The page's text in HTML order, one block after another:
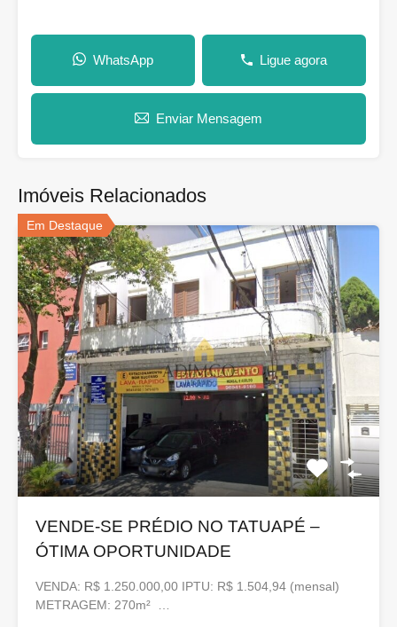
WhatsApp Ligue agora
Enviar Mensagem
Imóveis Relacionados
Em Destaque
VENDE-SE PRÉDIO NO TATUAPÉ –
ÓTIMA OPORTUNIDADE
VENDA: R$ 1.250.000,00 IPTU: R$ 1.504,94 (mensal)
METRAGEM: 270m² …